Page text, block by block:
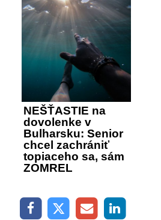
NEŠŤASTIE na
dovolenke v
Bulharsku: Senior
chcel zachrániť
topiaceho sa, sám
ZOMREL